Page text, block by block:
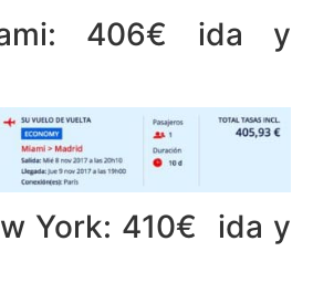
406€ ida y
York: 410€ ida y